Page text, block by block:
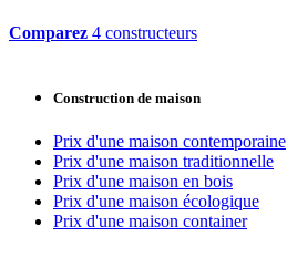
Comparez 4 constructeurs
Construction de maison
Prix d'une maison contemporaine
Prix d'une maison traditionnelle
Prix d'une maison en bois
Prix d'une maison écologique
Prix d'une maison container